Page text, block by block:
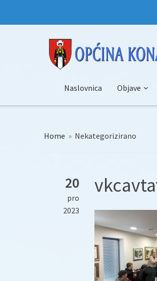
Naslovnica Objave
Home » Nekategorizirano
20
pro
2023